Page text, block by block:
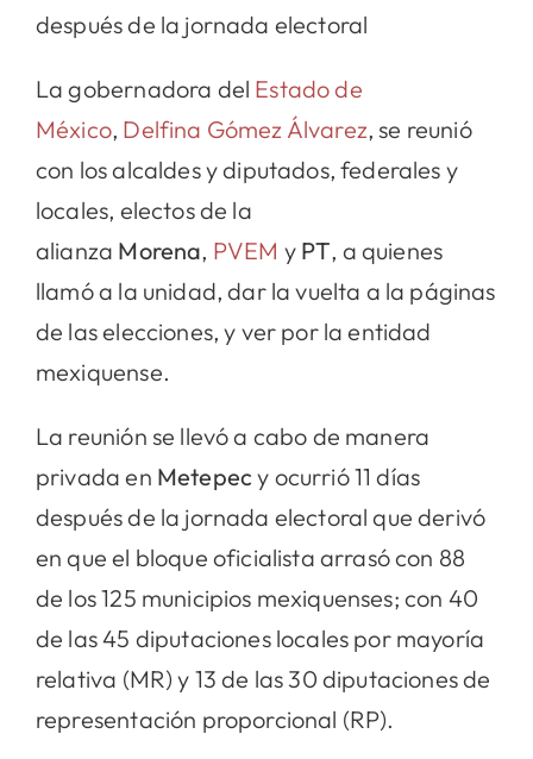
después de la jornada electoral
La gobernadora del Estado de
México, Delfina Gómez Álvarez, se reunió
con los alcaldes y diputados, federales y
locales, electos de la
alianza Morena, PVEM y PT, a quienes
llamó a la unidad, dar la vuelta a la páginas
de las elecciones, y ver por la entidad
mexiquense.
La reunión se llevó a cabo de manera
privada en Metepec y ocurrió 11 días
después de la jornada electoral que derivó
en que el bloque oficialista arrasó con 88
de los 125 municipios mexiquenses; con 40
de las 45 diputaciones locales por mayoría
relativa (MR) y 13 de las 30 diputaciones de
representación proporcional (RP).